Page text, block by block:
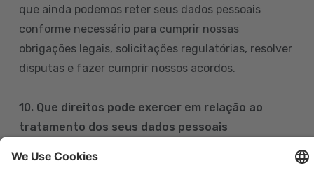
que ainda podemos reter seus dados pessoais
conforme necessário para cumprir nossas
obrigações legais, solicitações regulatórias, resolver
disputas e fazer cumprir nossos acordos.
10. Que direitos pode exercer em relação ao
tratamento dos seus dados pessoais